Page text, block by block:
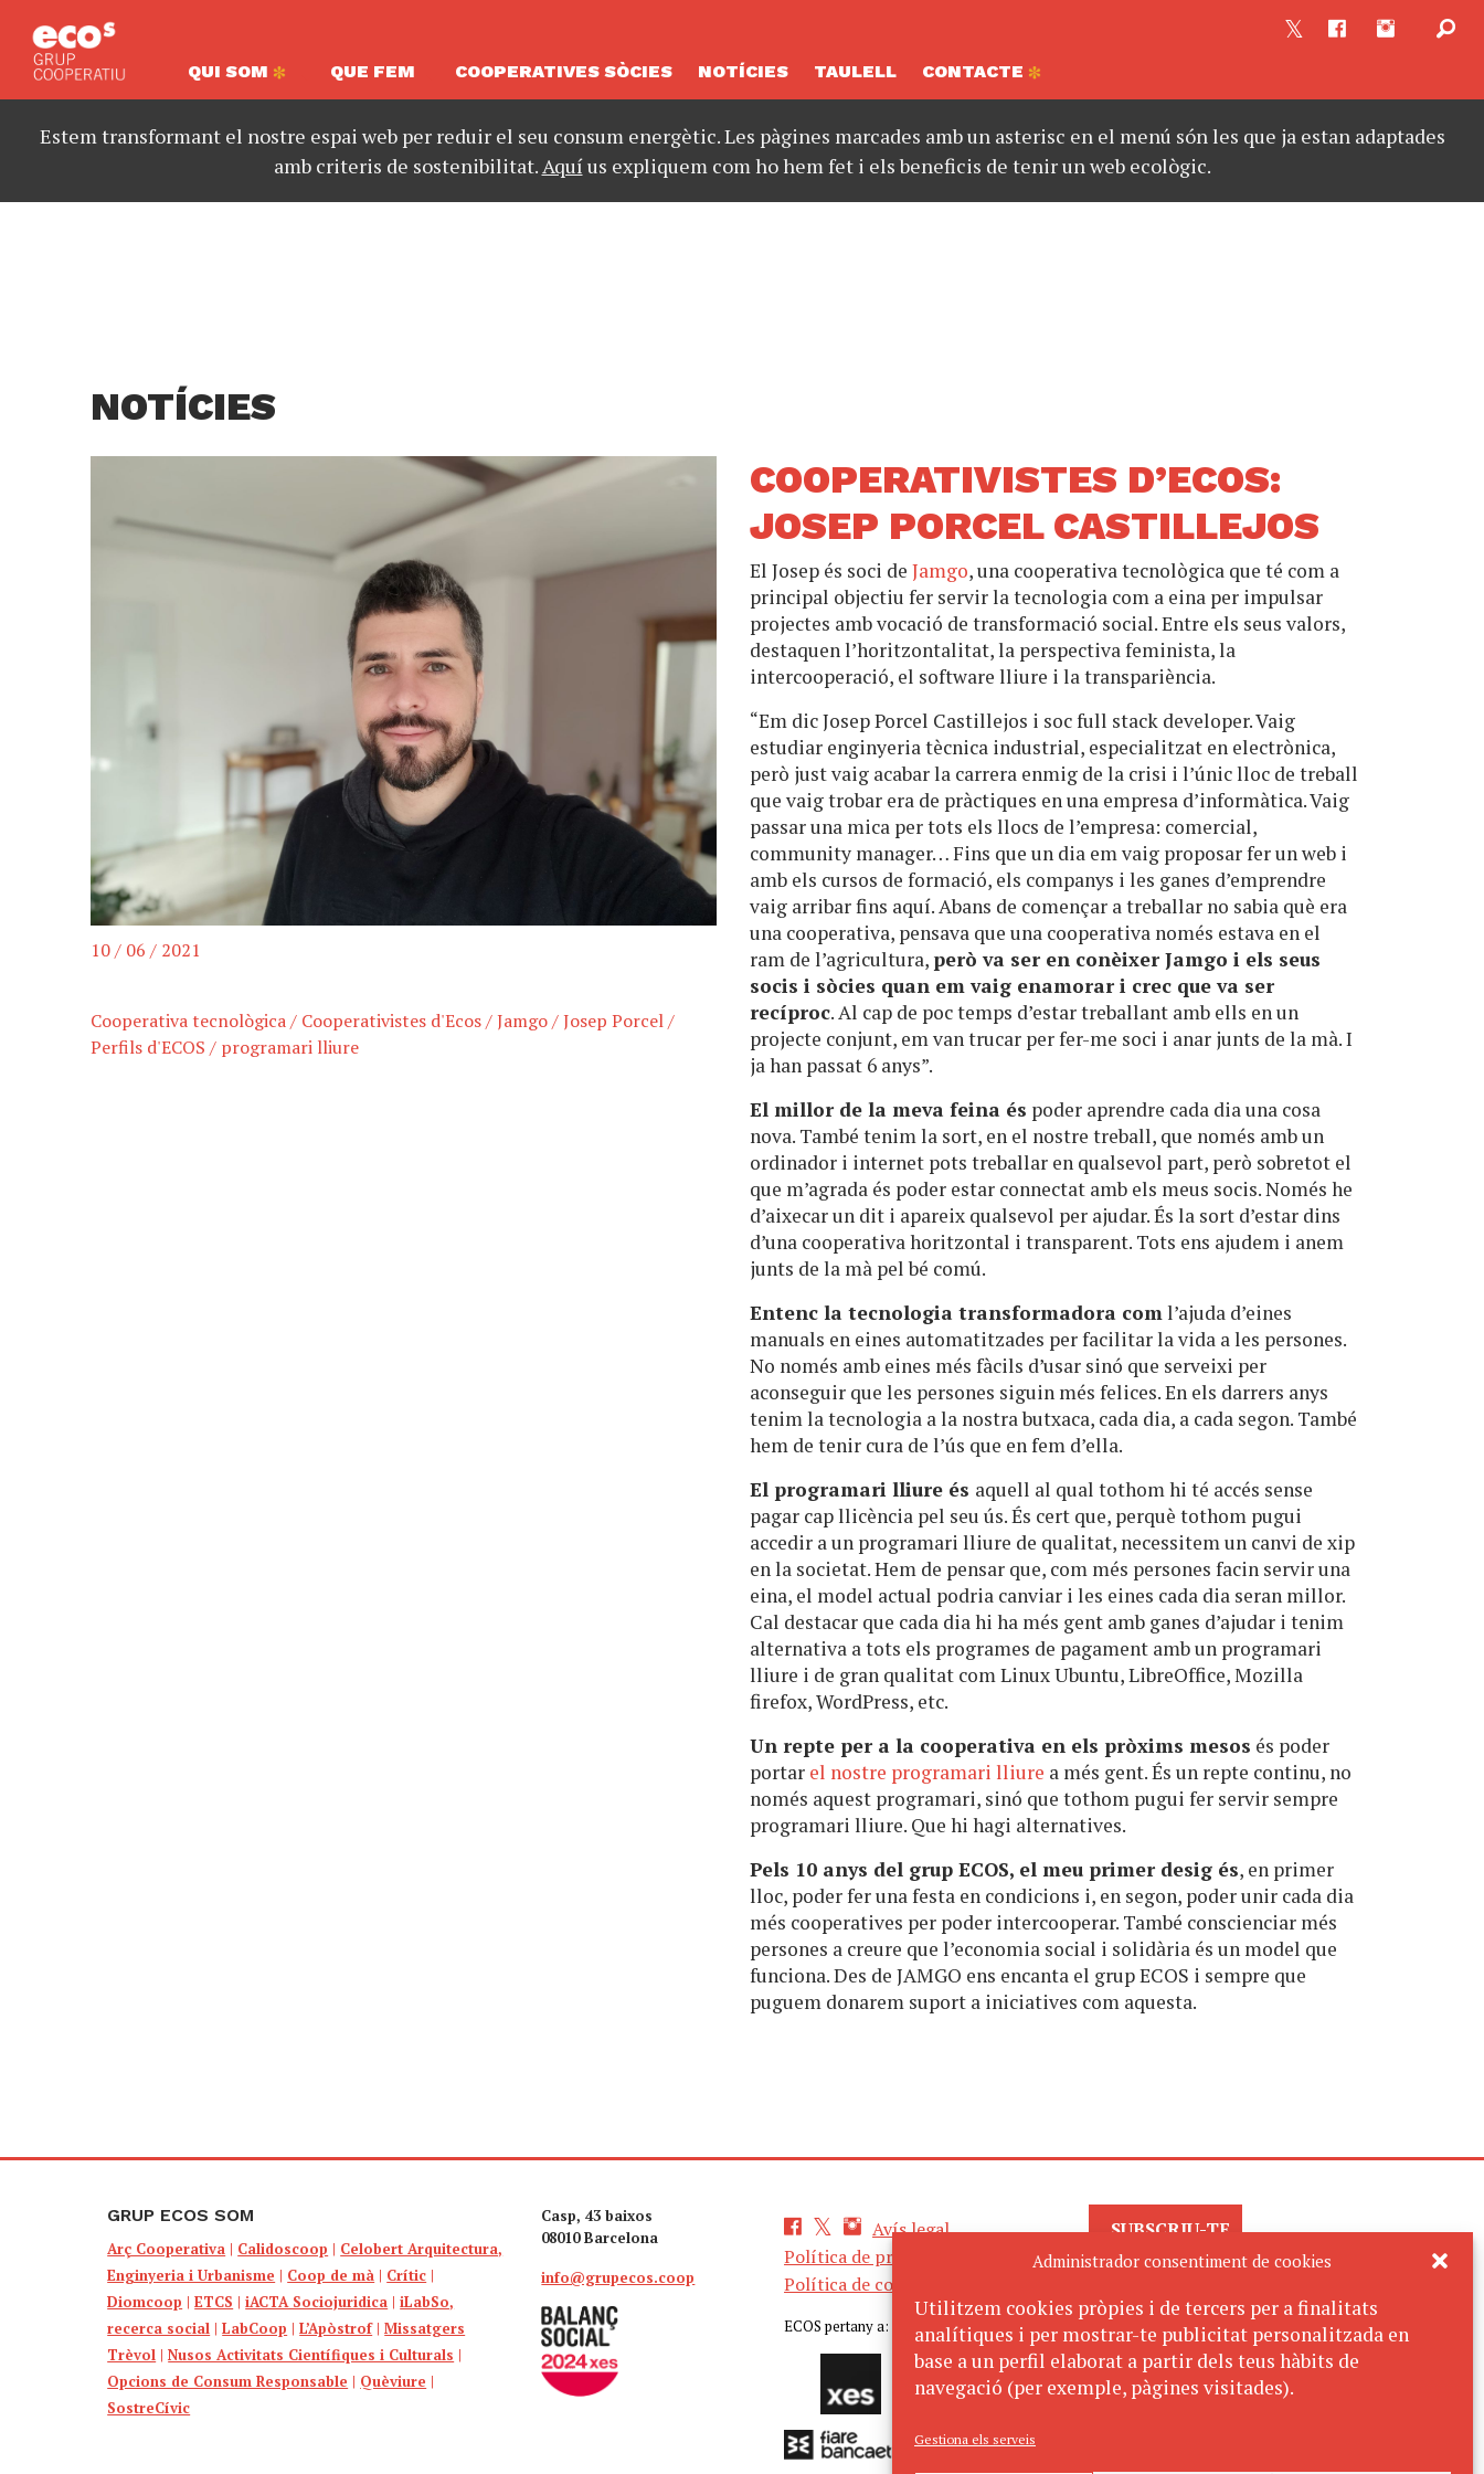
Administrador consentiment de cookies
Utilitzem cookies pròpies i de tercers per a finalitats
analítiques i per mostrar-te publicitat personalitzada en
base a un perfil elaborat a partir dels teus hàbits de
navegació (per exemple, pàgines visitades).
Gestiona els serveis
QUI SOM QUE FEM COOPERATIVES SÒCIES NOTÍCIES TAULELL CONTACTE
Estem transformant el nostre espai web per reduir el seu consum energètic. Les pàgines marcades amb un asterisc en el menú són les que ja estan adaptades
amb criteris de sostenibilitat.Aquíus expliquem com ho hem fet i els beneficis de tenir un web ecològic.
NOTÍCIES
10 / 06 / 2021
Cooperativa tecnològica/ Cooperativistes d'Ecos/Jamgo/Josep Porcel/
Perfils d'ECOS / programari lliure
COOPERATIVISTES D’ECOS:
JOSEP PORCEL CASTILLEJOS
El Josep és soci deJamgo, una cooperativa tecnològica que té com a
principal objectiu fer servir la tecnologia com a eina per impulsar
projectes amb vocació de transformació social. Entre els seus valors,
destaquen l’horitzontalitat, la perspectiva feminista, la
intercooperació, el software lliure i la transpariència.
“Em dic Josep Porcel Castillejos i soc full stack developer. Vaig
estudiar enginyeria tècnica industrial, especialitzat en electrònica,
però just vaig acabar la carrera enmig de la crisi i l’únic lloc de treball
que vaig trobar era de pràctiques en una empresa d’informàtica. Vaig
passar una mica per tots els llocs de l’empresa: comercial,
community manager… Fins que un dia em vaig proposar fer un web i
amb els cursos de formació, els companys i les ganes d’emprendre
vaig arribar fins aquí. Abans de començar a treballar no sabia què era
una cooperativa, pensava que una cooperativa només estava en el
ram de l’agricultura, però va ser en conèixer Jamgo i els seus
socis i sòcies quan em vaig enamorar i crec que va ser
recíproc. Al cap de poc temps d’estar treballant amb ells en un
projecte conjunt, em van trucar per fer-me soci i anar junts de la mà. I
ja han passat 6 anys”.
El millor de la meva feina és poder aprendre cada dia una cosa
nova. També tenim la sort, en el nostre treball, que només amb un
ordinador i internet pots treballar en qualsevol part, però sobretot el
que m’agrada és poder estar connectat amb els meus socis. Només he
d’aixecar un dit i apareix qualsevol per ajudar. És la sort d’estar dins
d’una cooperativa horitzontal i transparent. Tots ens ajudem i anem
junts de la mà pel bé comú.
Entenc la tecnologia transformadora coml’ajuda d’eines
manuals en eines automatitzades per facilitar la vida a les persones.
No només amb eines més fàcils d’usar sinó que serveixi per
aconseguir que les persones siguin més felices. En els darrers anys
tenim la tecnologia a la nostra butxaca, cada dia, a cada segon. També
hem de tenir cura de l’ús que en fem d’ella.
El programari lliure és aquell al qual tothom hi té accés sense
pagar cap llicència pel seu ús. És cert que, perquè tothom pugui
accedir a un programari lliure de qualitat, necessitem un canvi de xip
en la societat. Hem de pensar que, com més persones facin servir una
eina, el model actual podria canviar i les eines cada dia seran millor.
Cal destacar que cada dia hi ha més gent amb ganes d’ajudar i tenim
alternativa a tots els programes de pagament amb un programari
lliure i de gran qualitat com Linux Ubuntu, LibreOffice, Mozilla
firefox, WordPress, etc.
Un repte per a la cooperativa en els pròxims mesos és poder
portar el nostre programari lliure a més gent. És un repte continu, no
només aquest programari, sinó que tothom pugui fer servir sempre
programari lliure. Que hi hagi alternatives.
Pels 10 anys del grup ECOS, el meu primer desig és, en primer
lloc, poder fer una festa en condicions i, en segon, poder unir cada dia
més cooperatives per poder intercooperar. També conscienciar més
persones a creure que l’economia social i solidària és un model que
funciona. Des de JAMGO ens encanta el grup ECOS i sempre que
puguem donarem suport a iniciatives com aquesta.
GRUP ECOS SOM
Arç Cooperativa | Calidoscoop | Celobert Arquitectura,
Enginyeria i Urbanisme | Coop de mà | Crític |
Diomcoop |ETCS |iACTA Sociojuridica |iLabSo,
recerca social |LabCoop |L’Apòstrof|Missatgers
Trèvol |Nusos Activitats Científiques i Culturals |
Opcions de Consum Responsable | Quèviure |
SostreCívic
Casp, 43 baixos
08010 Barcelona
info@grupecos.coop
Avís legal
Política de privacitat
Política de cookies
SUBSCRIU-TE
AL BUTLLETÍ
ECOS pertany a: